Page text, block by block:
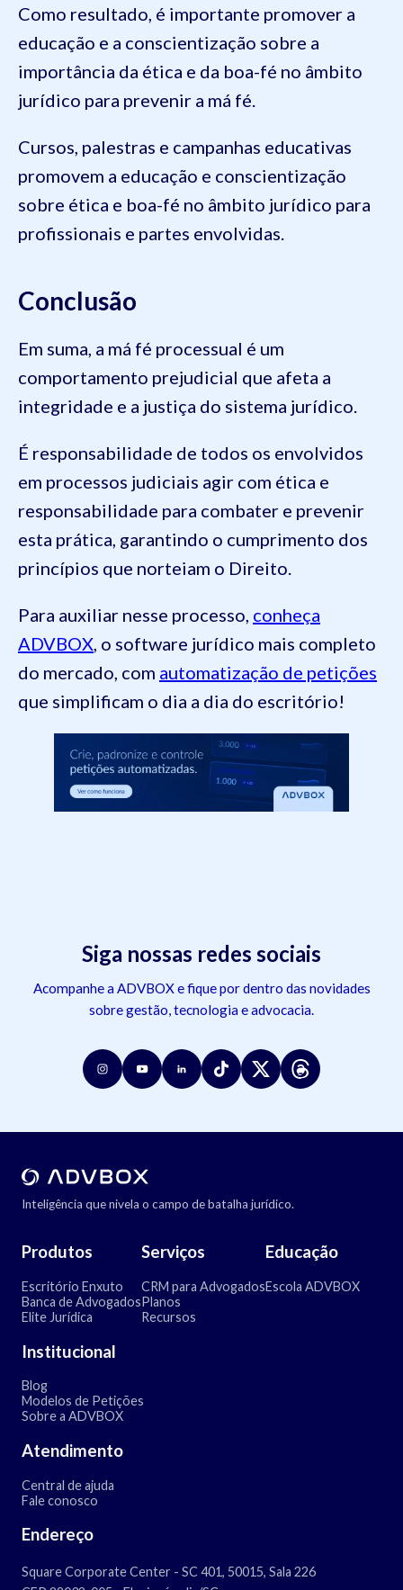
Como resultado, é importante promover a
educação e a conscientização sobre a
importância da ética e da boa-fé no âmbito
jurídico para prevenir a má fé.
Cursos, palestras e campanhas educativas
promovem a educação e conscientização
sobre ética e boa-fé no âmbito jurídico para
profissionais e partes envolvidas.
Conclusão
Em suma, a má fé processual é um
comportamento prejudicial que afeta a
integridade e a justiça do sistema jurídico.
É responsabilidade de todos os envolvidos
em processos judiciais agir com ética e
responsabilidade para combater e prevenir
esta prática, garantindo o cumprimento dos
princípios que norteiam o Direito.
Para auxiliar nesse processo, conheça
ADVBOX, o software jurídico mais completo
do mercado, com automatização de petições
que simplificam o dia a dia do escritório!
Siga nossas redes sociais
Acompanhe a ADVBOX e fique por dentro das novidades
sobre gestão, tecnologia e advocacia.
Inteligência que nivela o campo de batalha jurídico.
Produtos
Escritório Enxuto
Banca de Advogados
Elite Jurídica
Serviços
CRM para Advogados
Planos
Recursos
Educação
Escola ADVBOX
Institucional
Blog
Modelos de Petições
Sobre a ADVBOX
Atendimento
Central de ajuda
Fale conosco
Endereço
Square Corporate Center - SC 401, 50015, Sala 226